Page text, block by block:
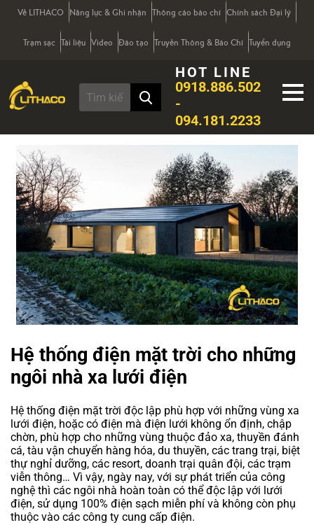
Về LITHACO Năng lực & Ghi nhận Thông cáo báo chí Chính sách Đại lý
Trạm sạc Tài liệu Video Đào tạo Truyền Thông & Báo Chí Tuyển dụng
HOT LINE
0918.886.502
-
094.181.2233
Hệ thống điện mặt trời cho những
ngôi nhà xa lưới điện
Hệ thống điện mặt trời độc lập phù hợp với những vùng xa
lưới điện, hoặc có điện mà điện lưới không ổn định, chập
chờn, phù hợp cho những vùng thuộc đảo xa, thuyền đánh
cá, tàu vận chuyển hàng hóa, du thuyền, các trang trại, biệt
thự nghỉ dưỡng, các resort, doanh trại quân đội, các trạm
viễn thông… Vì vậy, ngày nay, với sự phát triển của công
nghệ thì các ngôi nhà hoàn toàn có thể độc lập với lưới
điện, sử dụng 100% điện sạch miễn phí và không còn phụ
thuộc vào các công ty cung cấp điện.